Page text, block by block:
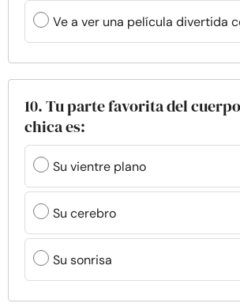
Ve a ver una película divertida
10. Tu parte favorita del
chica es:
Su vientre plano
Su cerebro
Su sonrisa